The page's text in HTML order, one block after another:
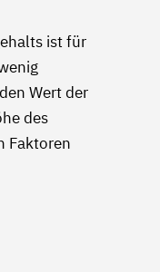
ist für
Wert der
des
Faktoren